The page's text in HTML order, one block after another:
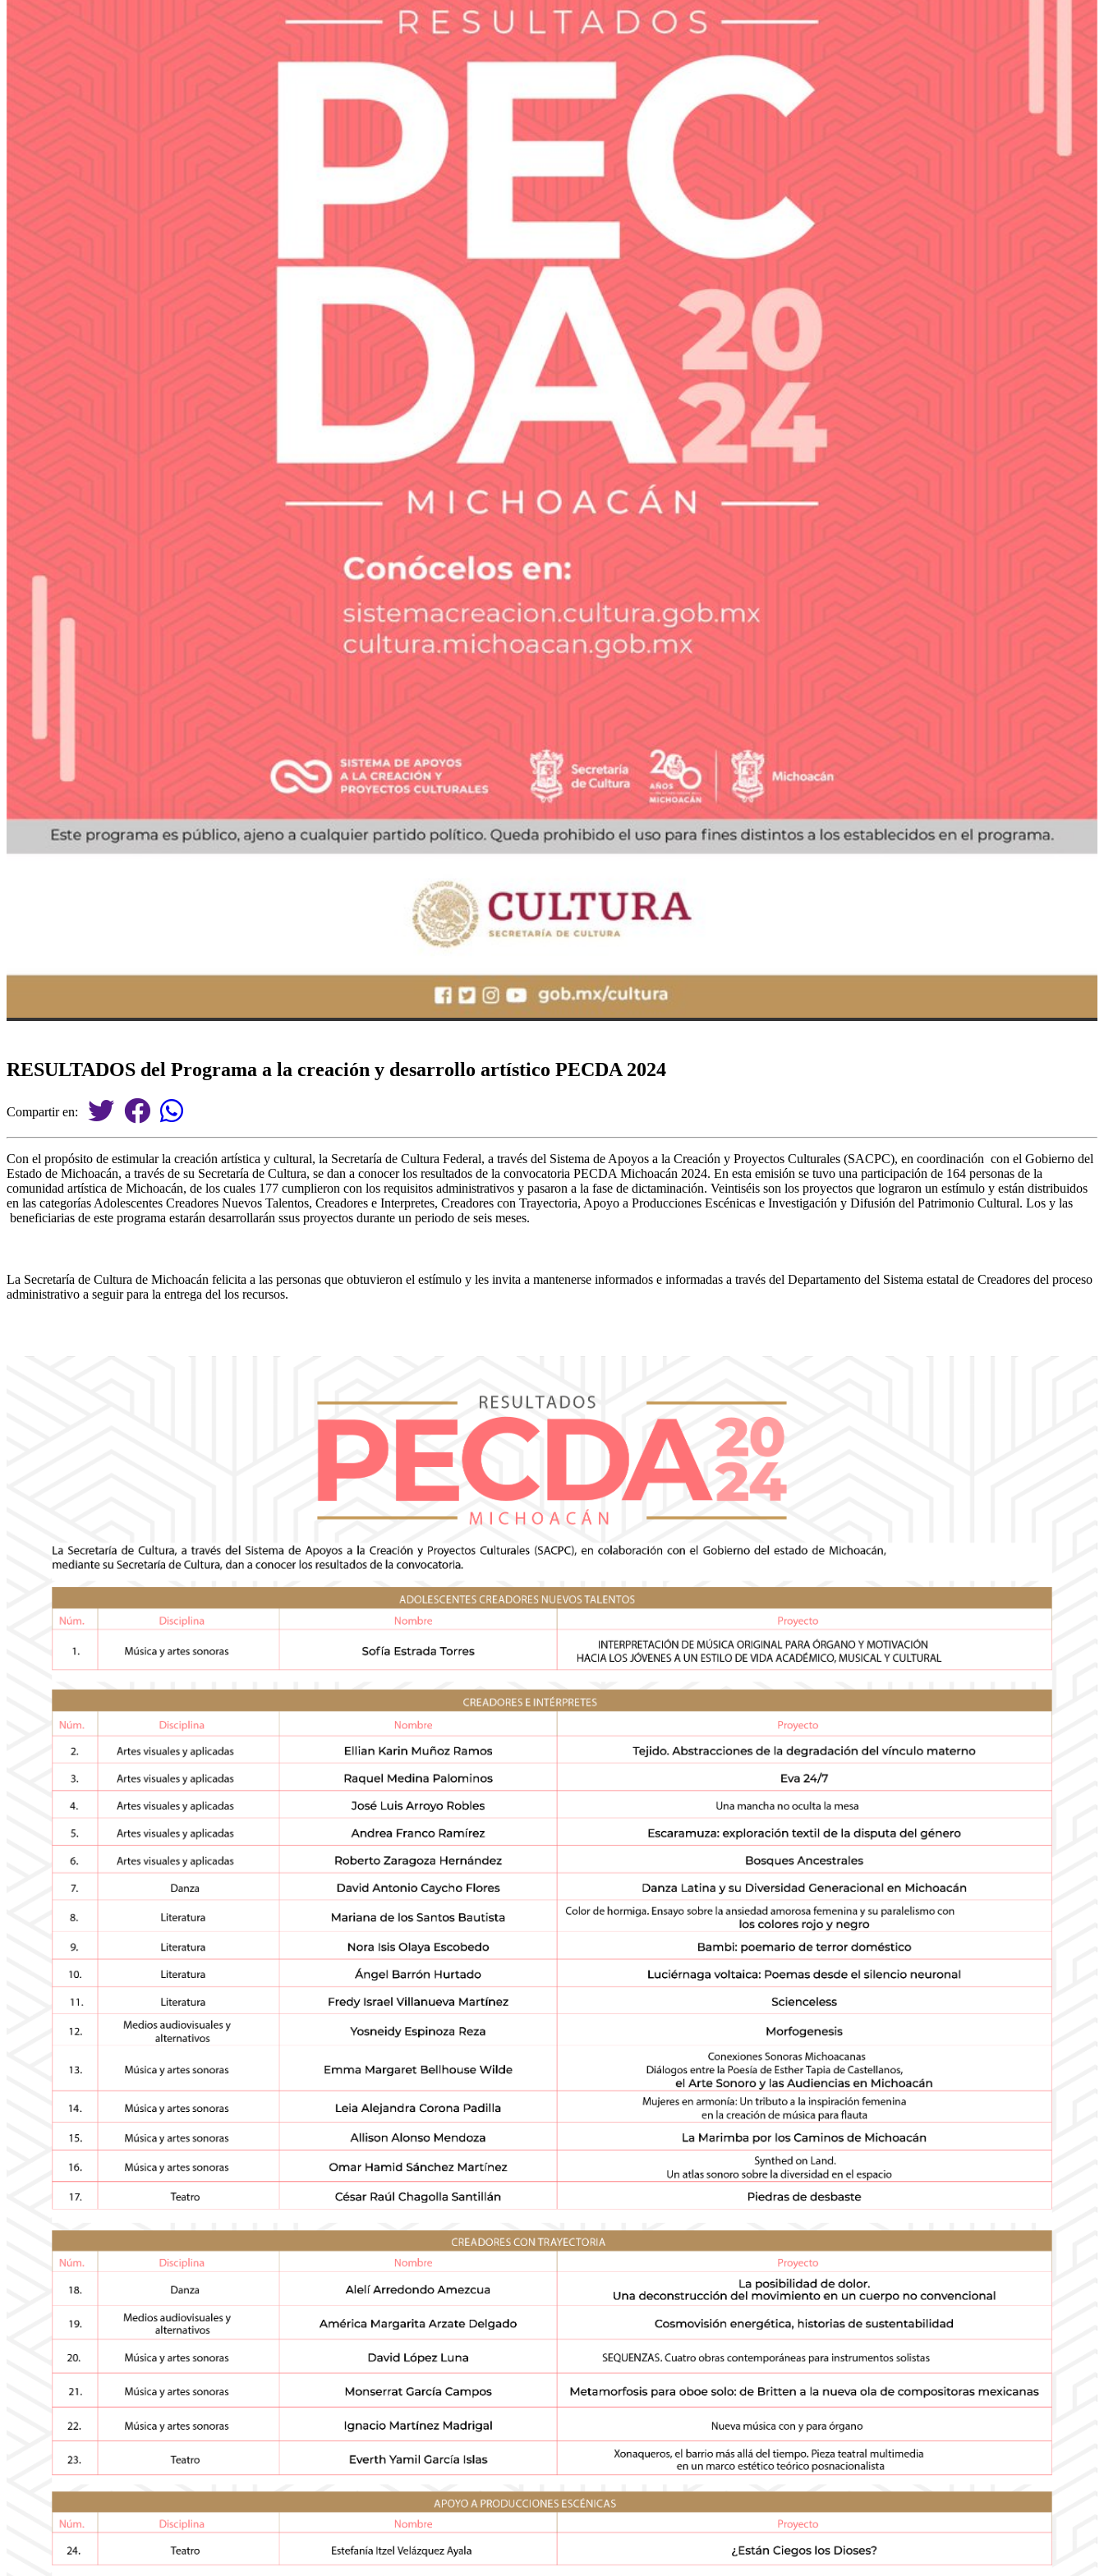
RESULTADOS del Programa a la creación y desarrollo artístico PECDA 2024
Compartir en:
Con el propósito de estimular la creación artística y cultural, la Secretaría de Cultura Federal, a través del Sistema de Apoyos a la Creación y Proyectos Culturales (SACPC), en coordinación con el Gobierno del
Estado de Michoacán, a través de su Secretaría de Cultura, se dan a conocer los resultados de la convocatoria PECDA Michoacán 2024. En esta emisión se tuvo una participación de 164 personas de la
comunidad artística de Michoacán, de los cuales 177 cumplieron con los requisitos administrativos y pasaron a la fase de dictaminación. Veintiséis son los proyectos que lograron un estímulo y están distribuidos
en las categorías Adolescentes Creadores Nuevos Talentos, Creadores e Interpretes, Creadores con Trayectoria, Apoyo a Producciones Escénicas e Investigación y Difusión del Patrimonio Cultural. Los y las
beneficiarias de este programa estarán desarrollarán ssus proyectos durante un periodo de seis meses.
La Secretaría de Cultura de Michoacán felicita a las personas que obtuvieron el estímulo y les invita a mantenerse informados e informadas a través del Departamento del Sistema estatal de Creadores del proceso
administrativo a seguir para la entrega del los recursos.